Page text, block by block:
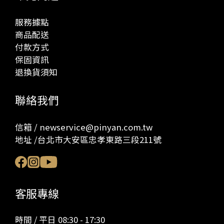
服務據點
商品配送
付款方式
保固資訊
退換貨須知
聯絡我們
信箱 / newservice@pinyan.com.tw
地址 /台北市大安區忠孝東路三段211號
客服專線
時間 / 平日 08:30 - 17:30